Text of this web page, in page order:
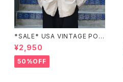
*SALE* USA VINTAGE POC
KET DESIGN SHIRT/アメリカ
古着ポケットデザインシャツ
¥2,950
50%OFF